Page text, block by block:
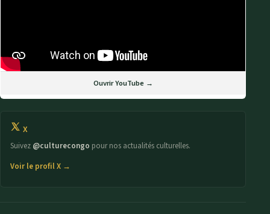
Ouvrir YouTube →
X
Suivez @culturecongo pour nos actualités culturelles.
Voir le profil X →